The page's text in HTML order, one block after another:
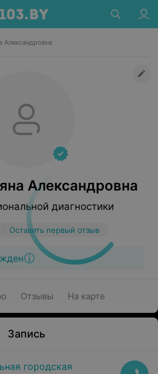
Александровна
Александровна
диагностики
Оставить первый отзыв
Отзывы На карте
Запись
городская